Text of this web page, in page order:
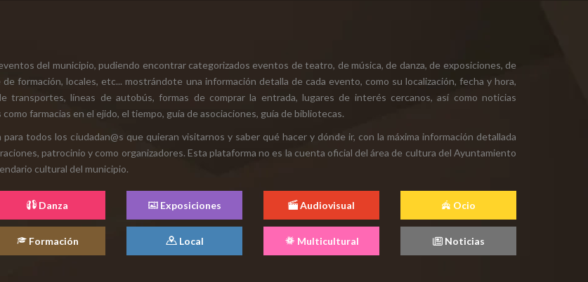
del municipio, pudiendo encontrar categorizados eventos de teatro, de música, de danza, de exposiciones, de
formación, locales, etc... mostrándote una información detalla de cada evento, como su localización, fecha y hora,
transportes, líneas de autobús, formas de comprar la entrada, lugares de interés cercanos, así como noticias
farmacias en el ejido, el tiempo, guía de asociaciones, guía de bibliotecas.
todos los ciudadan@s que quieran visitarnos y saber qué hacer y dónde ir, con la máxima información detallada
patrocinio y como organizadores. Esta plataforma no es la cuenta oficial del área de cultura del Ayuntamiento
cultural del municipio.
Danza Exposiciones Audiovisual Ocio
Formación Local Multicultural Noticias